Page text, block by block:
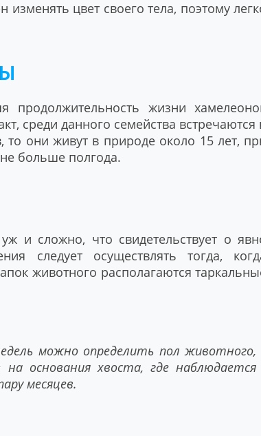
цвет своего тела, поэтому
продолжительность жизни
среди данного семейства встречаются
то они живут в природе около 15 лет,
больше полгода.
и сложно, что свидетельствует о
следует осуществлять тогда,
животного располагаются
можно определить пол животного,
основания хвоста, где наблюдается
месяцев.